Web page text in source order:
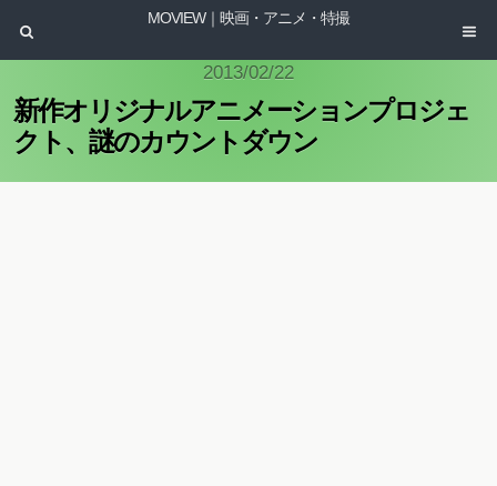
MOVIEW｜映画・アニメ・特撮
2013/02/22
新作オリジナルアニメーションプロジェ
クト、謎のカウントダウン